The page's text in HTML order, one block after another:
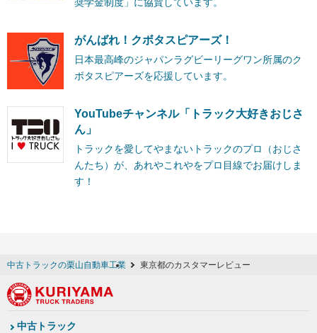
がんばれ！クボタスピアーズ！
日本最高峰のジャパンラグビーリーグワン所属のク
ボタスピアーズを応援しています。
YouTubeチャンネル「トラック大好きおじさ
ん」
トラックを愛してやまないトラックのプロ（おじさ
んたち）が、あれやこれやをプロ目線でお届けしま
す！
中古トラックの栗山自動車工業 東京都のカスタマーレビュー
中古トラック